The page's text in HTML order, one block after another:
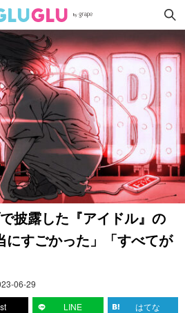
披露した『アイドル』の
すごかった」「すべてが
06-29
LINE はてな